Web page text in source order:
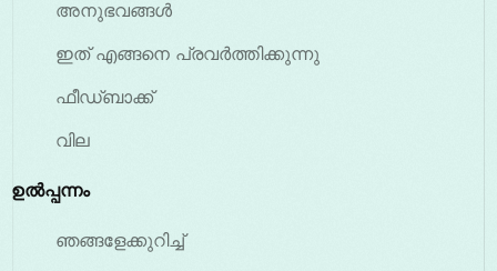
അനുഭവങ്ങൾ
ഇത് എങ്ങനെ പ്രവർത്തിക്കുന്നു
ഫീഡ്ബാക്ക്
വില
ഉൽപ്പന്നം
ഞങ്ങളേക്കുറിച്ച്